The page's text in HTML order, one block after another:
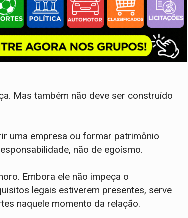
Mas também não deve ser construído
uma empresa ou formar patrimônio
não de egoísmo.
Embora ele não impeça o
legais estiverem presentes, serve
naquele momento da relação.